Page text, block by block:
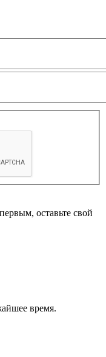
оставьте свой
время.